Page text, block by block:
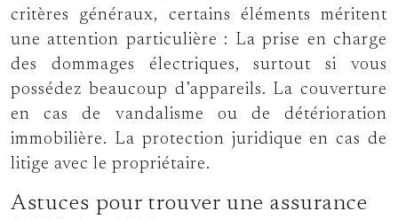
critères généraux, certains éléments méritent
une attention particulière : La prise en charge
des dommages électriques, surtout si vous
possédez beaucoup d’appareils. La couverture
en cas de vandalisme ou de détérioration
immobilière. La protection juridique en cas de
litige avec le propriétaire.
Astuces pour trouver une assurance